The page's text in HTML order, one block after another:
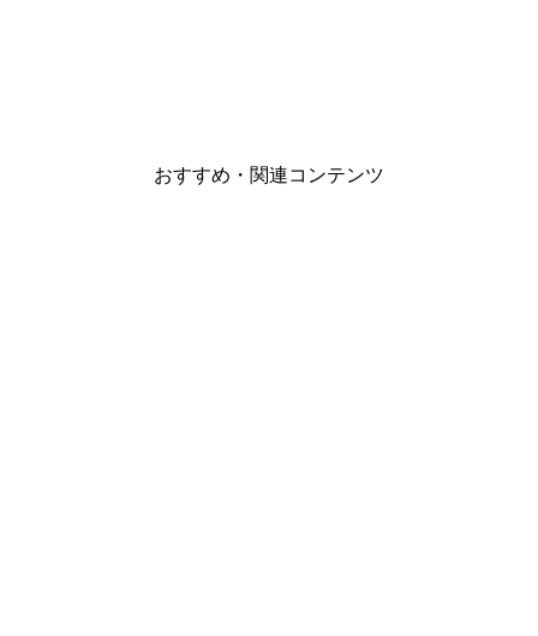
おすすめ・関連コンテンツ